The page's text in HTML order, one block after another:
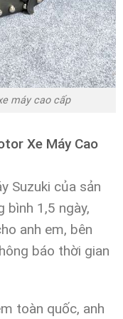
máy cao cấp
Xe Máy Cao
Suzuki của sản
bình 1,5 ngày,
anh em, bên
báo thời gian
toàn quốc, anh